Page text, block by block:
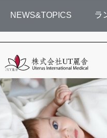
NEWS&TOPICS ラ